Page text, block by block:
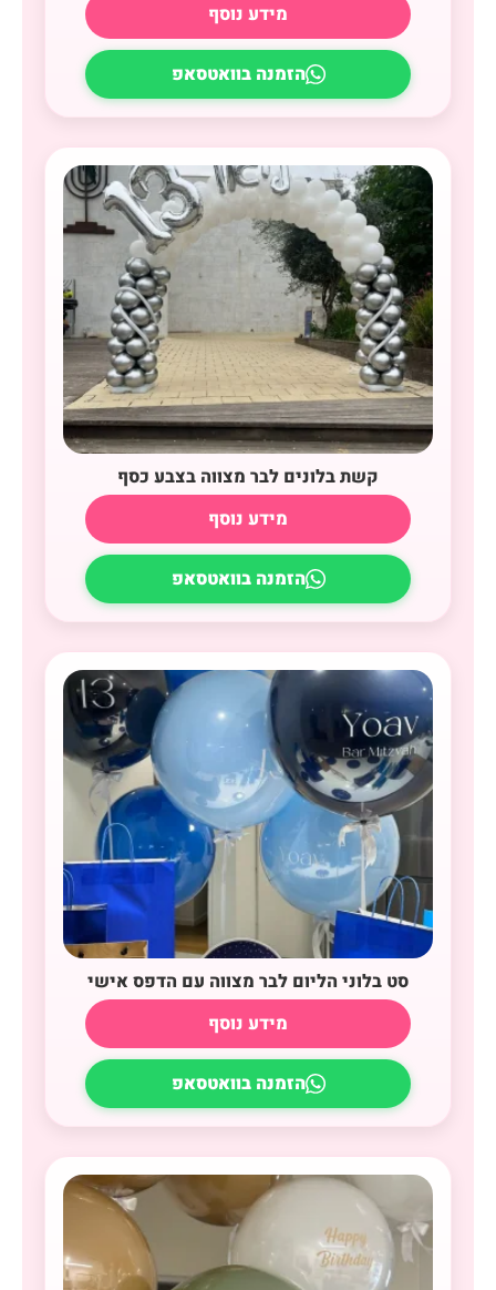
מידע נוסף
הזמנה בוואטסאפ
קשת בלונים לבר מצווה בצבע כסף
מידע נוסף
הזמנה בוואטסאפ
סט בלוני הליום לבר מצווה עם הדפס אישי
מידע נוסף
הזמנה בוואטסאפ